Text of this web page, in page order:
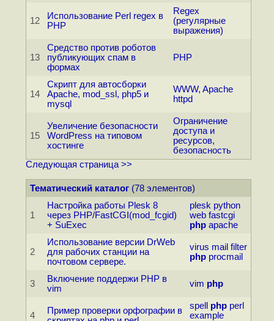
12
Использование Perl regex в
PHP
Regex
(регулярные
выражения)
13
Средство против роботов
публикующих спам в
формах
PHP
14
Скрипт для автосборки
Apache, mod_ssl, php5 и
mysql
WWW, Apache
httpd
15
Увеличение безопасности
WordPress на типовом
хостинге
Ограничение
доступа и
ресурсов,
безопасность
Следующая страница >>
Тематический каталог (78 элементов)
1
Настройка работы Plesk 8
через PHP/FastCGI(mod_fcgid)
+ SuExec
plesk python
web fastcgi
php apache
2
Использование версии DrWeb
для рабочих станции на
почтовом сервере.
virus mail filter
php procmail
3
Включение поддержи PHP в
vim
vim php
4
Пример проверки орфографии в
spell php perl
example